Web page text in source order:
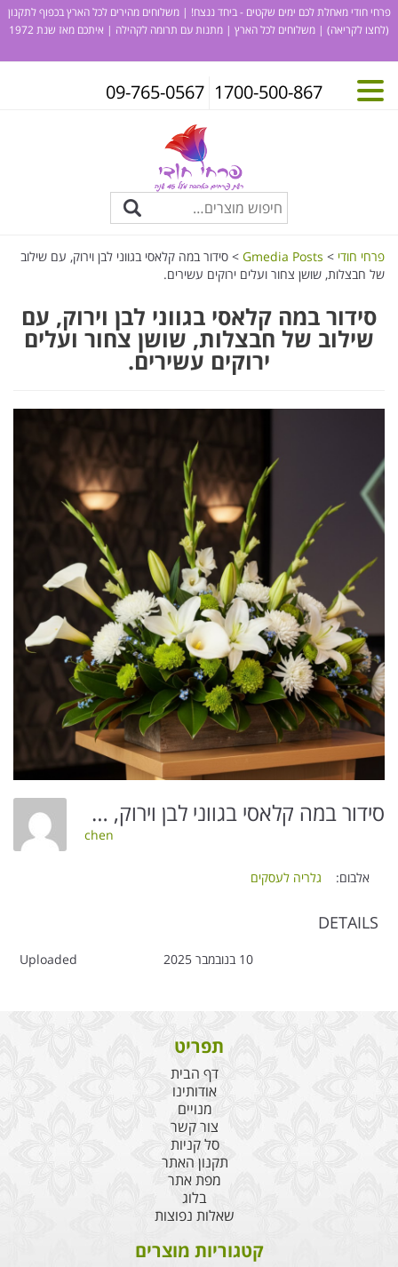
פרחי חודי מאחלת לכם ימים שקטים - ביחד ננצח! | משלוחים מהירים לכל הארץ בכפוף לתקנון
(לחצו לקריאה) | משלוחים לכל הארץ | מתנות עם תרומה לקהילה | איתכם מאז שנת 1972
1700-500-867
09-765-0567
פרחי חודי >
Gmedia Posts
> סידור במה קלאסי בגווני לבן וירוק, עם שילוב
של חבצלות, שושן צחור ועלים ירוקים עשירים.
סידור במה קלאסי בגווני לבן וירוק, עם
שילוב של חבצלות, שושן צחור ועלים
ירוקים עשירים.
סידור במה קלאסי בגווני לבן וירוק, עם שילוב של חבצלות, שושן צחור ועלים ירוקים עשירים.
chen
אלבום: גלריה לעסקים
DETAILS
Uploaded 10 בנובמבר 2025
תפריט
דף הבית
אודותינו
מנויים
צור קשר
סל קניות
תקנון האתר
מפת אתר
בלוג
שאלות נפוצות
קטגוריות מוצרים